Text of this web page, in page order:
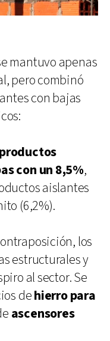
mantuvo apenas
pero combinó
con bajas
productos
con un 8,5%,
aislantes
(6,2%).
los
estructurales y
al sector. Se
dehierro para
ascensores